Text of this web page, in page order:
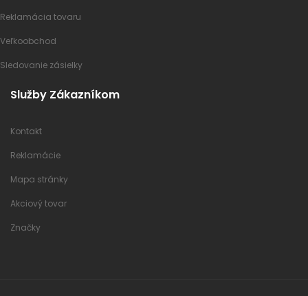
Reklamácia tovaru
Veľkoobchod
Sledovanie zásielky
Služby Zákazníkom
Kontakt
Reklamácie
Mapa stránky
Akciový tovar
Značky